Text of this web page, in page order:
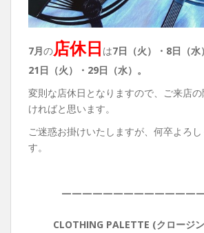
7月の店休日 は7日（火）・8日（水
21日（火）・29日（水）。
変則な店休日となりますので、ご来店
ければと思います。
ご迷惑お掛けいたしますが、何卒よろ
す。
CLOTHING PALETTE (クロージ